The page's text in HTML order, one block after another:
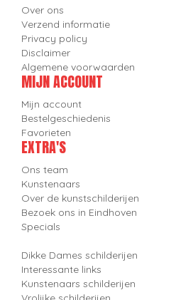
Over ons
Verzend informatie
Privacy policy
Disclaimer
Algemene voorwaarden
MIJN ACCOUNT
Mijn account
Bestelgeschiedenis
Favorieten
EXTRA'S
Ons team
Kunstenaars
Over de kunstschilderijen
Bezoek ons in Eindhoven
Specials
Dikke Dames schilderijen
Interessante links
Kunstenaars schilderijen